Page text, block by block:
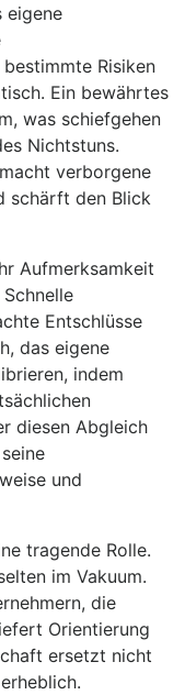
eigene
Risiken
Ein bewährtes
was schiefgehen
Nichtstuns.
verborgene
schärft den Blick
Aufmerksamkeit
Entschlüsse
das eigene
indem
diesen Abgleich
und
tragende Rolle.
im Vakuum.
die
Orientierung
ersetzt nicht